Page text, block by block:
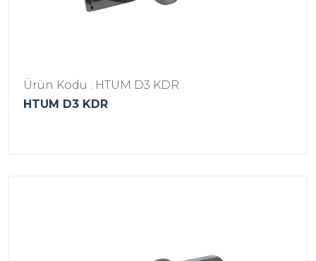
Ürün Kodu : HTUM D3 KDR
HTUM D3 KDR